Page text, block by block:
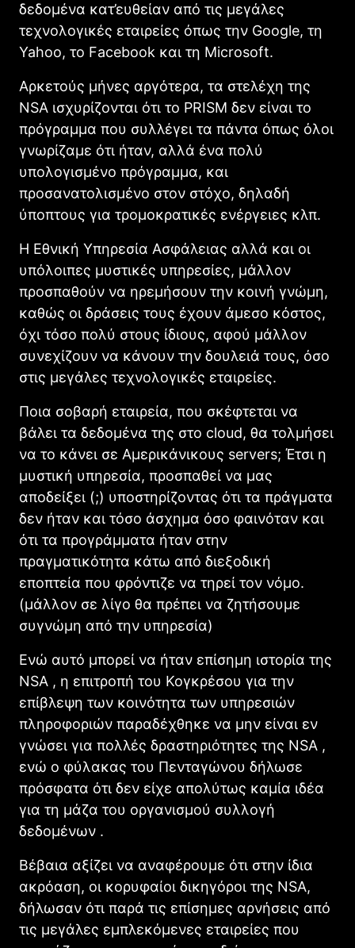
δεδομένα κατ’ευθείαν από τις μεγάλες
τεχνολογικές εταιρείες όπως την Google, τη
Yahoo, το Facebook και τη Microsoft.
Αρκετούς μήνες αργότερα, τα στελέχη της
NSA ισχυρίζονται ότι το PRISM δεν είναι το
πρόγραμμα που συλλέγει τα πάντα όπως όλοι
γνωρίζαμε ότι ήταν, αλλά ένα πολύ
υπολογισμένο πρόγραμμα, και
προσανατολισμένο στον στόχο, δηλαδή
ύποπτους για τρομοκρατικές ενέργειες κλπ.
Η Εθνική Υπηρεσία Ασφάλειας αλλά και οι
υπόλοιπες μυστικές υπηρεσίες, μάλλον
προσπαθούν να ηρεμήσουν την κοινή γνώμη,
καθώς οι δράσεις τους έχουν άμεσο κόστος,
όχι τόσο πολύ στους ίδιους, αφού μάλλον
συνεχίζουν να κάνουν την δουλειά τους, όσο
στις μεγάλες τεχνολογικές εταιρείες.
Ποια σοβαρή εταιρεία, που σκέφτεται να
βάλει τα δεδομένα της στο cloud, θα τολμήσει
να το κάνει σε Αμερικάνικους servers; Έτσι η
μυστική υπηρεσία, προσπαθεί να μας
αποδείξει (;) υποστηρίζοντας ότι τα πράγματα
δεν ήταν και τόσο άσχημα όσο φαινόταν και
ότι τα προγράμματα ήταν στην
πραγματικότητα κάτω από διεξοδική
εποπτεία που φρόντιζε να τηρεί τον νόμο.
(μάλλον σε λίγο θα πρέπει να ζητήσουμε
συγνώμη από την υπηρεσία)
Ενώ αυτό μπορεί να ήταν επίσημη ιστορία της
NSA , η επιτροπή του Κογκρέσου για την
επίβλεψη των κοινότητα των υπηρεσιών
πληροφοριών παραδέχθηκε να μην είναι εν
γνώσει για πολλές δραστηριότητες της NSA ,
ενώ ο φύλακας του Πενταγώνου δήλωσε
πρόσφατα ότι δεν είχε απολύτως καμία ιδέα
για τη μάζα του οργανισμού συλλογή
δεδομένων .
Βέβαια αξίζει να αναφέρουμε ότι στην ίδια
ακρόαση, οι κορυφαίοι δικηγόροι της NSA,
δήλωσαν ότι παρά τις επίσημες αρνήσεις από
τις μεγάλες εμπλεκόμενες εταιρείες που